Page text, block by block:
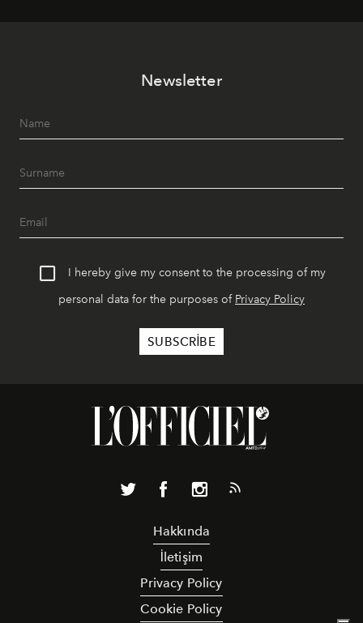
geceye taşıyarak her hafta farklı bir deneyim sunuyor.
Newsletter
I hereby give my consent to the processing of my
personal data for the purposes of Privacy Policy
Hakkında
İletişim
Privacy Policy
Cookie Policy